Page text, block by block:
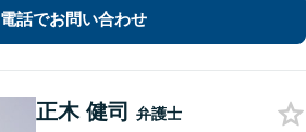
お任せください。経営者・労働者の未
来にも配慮し、的確に対応します【休
日相談可】
電話でお問い合わせ
正木 健司 弁護士